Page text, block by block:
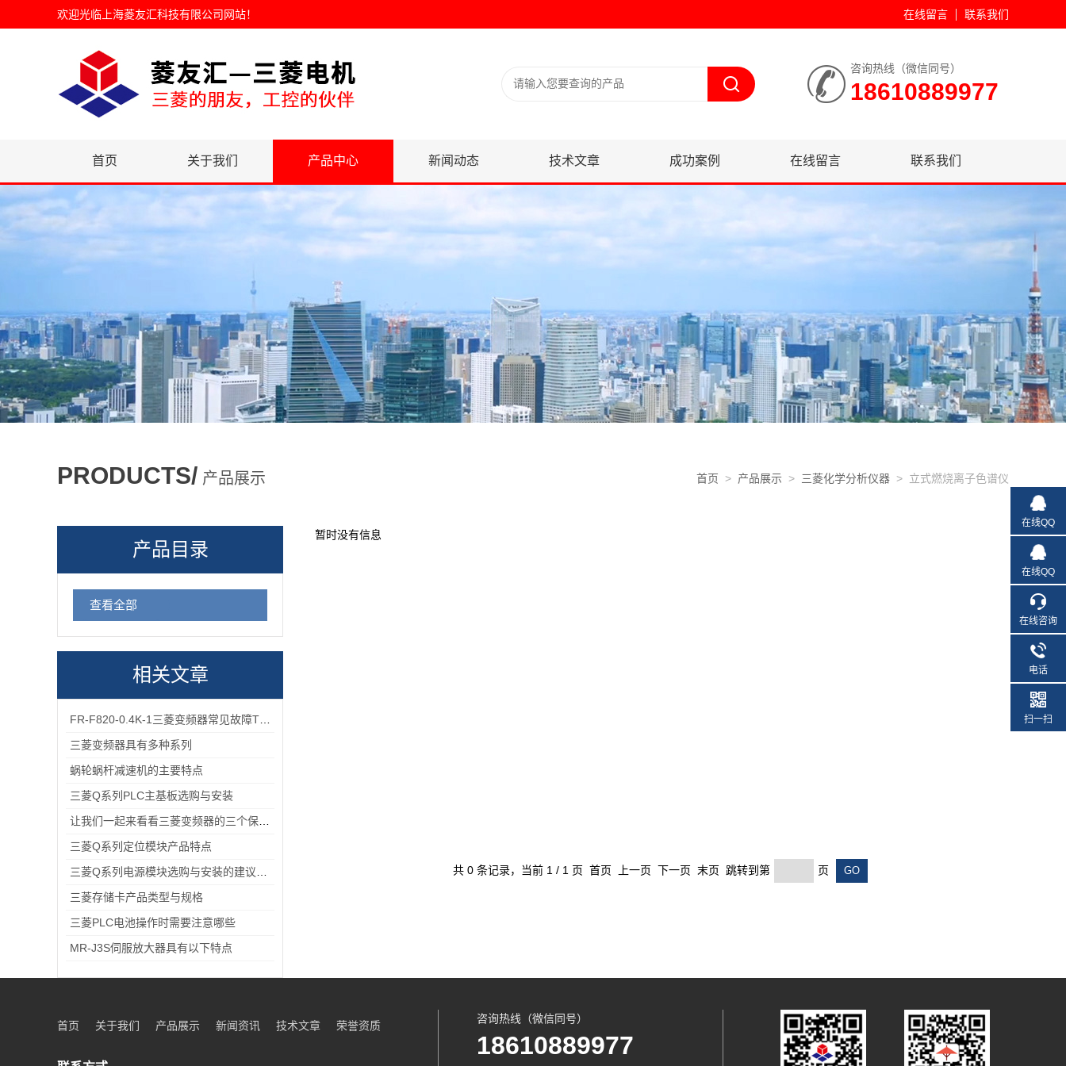
欢迎光临 上海菱友汇科技有限公司网站！ 在线留言 联系我们
咨询热线（微信同号）
18610889977
首页 关于我们 产品中心 新闻动态 技术文章 成功案例 在线留言 联系我们
PRODUCTS/ 产品展示 首页 > 产品展示 > 三菱化学分析仪器 > 立式燃烧离子色谱仪
产品目录
查看全部
相关文章
三菱变频器具有多种系列
蜗轮蜗杆减速机的主要特点
三菱Q系列PLC主基板选购与安装
三菱Q系列定位模块产品特点
三菱存储卡产品类型与规格
三菱PLC电池操作时需要注意哪些
MR-J3S伺服放大器具有以下特点
暂时没有信息
共 0 条记录，当前 1 / 1 页 首页 上一页 下一页 末页 跳转到第 页
首页 关于我们 产品展示 新闻资讯 技术文章 荣誉资质
咨询热线（微信同号）
18610889977
在线QQ
在线QQ
在线咨询
电话
扫一扫